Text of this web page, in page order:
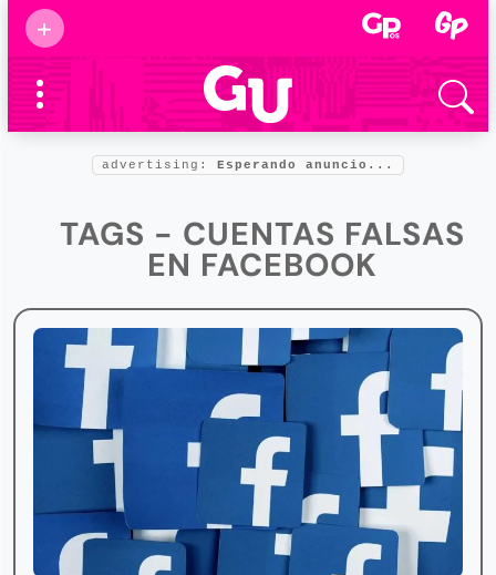
+
Supermamás
2025
Marcas de
confianza
Foro salud
advertising: Esperando anuncio...
TAGS - CUENTAS FALSAS
EN FACEBOOK